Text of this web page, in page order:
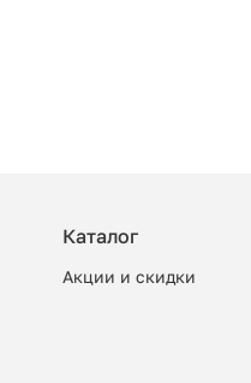
Каталог
Акции и скидки